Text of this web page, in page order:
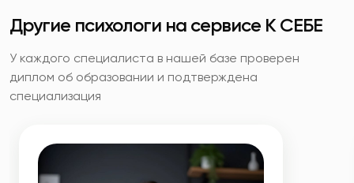
Другие психологи на сервисе К СЕБЕ
У каждого специалиста в нашей базе проверен
диплом об образовании и подтверждена
специализация